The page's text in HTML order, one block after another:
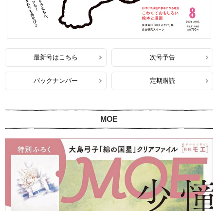
最新号はこちら 次号予告
バックナンバー 定期購読
MOE